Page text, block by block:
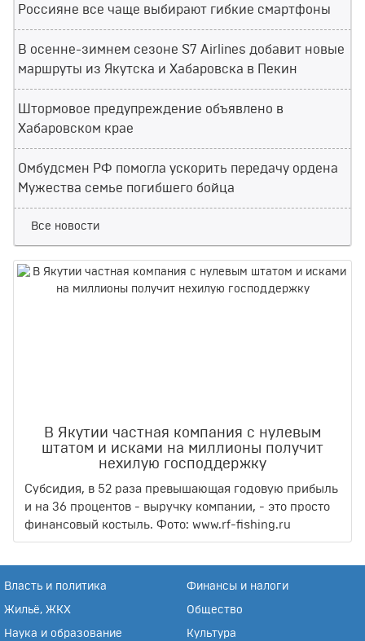
Россияне все чаще выбирают гибкие смартфоны
В осенне-зимнем сезоне S7 Airlines добавит новые
маршруты из Якутска и Хабаровска в Пекин
Штормовое предупреждение объявлено в
Хабаровском крае
Омбудсмен РФ помогла ускорить передачу ордена
Мужества семье погибшего бойца
Все новости
В Якутии частная компания с нулевым
штатом и исками на миллионы получит
нехилую господдержку
Субсидия, в 52 раза превышающая годовую прибыль
и на 36 процентов - выручку компании, - это просто
финансовый костыль. Фото: www.rf-fishing.ru
Власть и политика Финансы и налоги
Жильё, ЖКХ Общество
Наука и образование Культура